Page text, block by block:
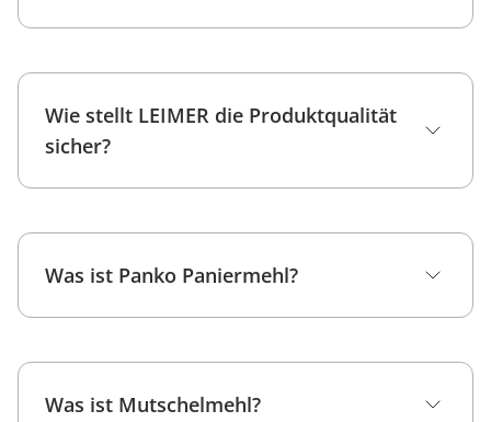
Rezeptseite
Geruch: Das Produkt sollte leicht nach Brot
schimmelig.
Wie stellt LEIMER die Produktqualität
sicher?
Was ist Panko Paniermehl?
Panko Paniermehl
Was ist Mutschelmehl?